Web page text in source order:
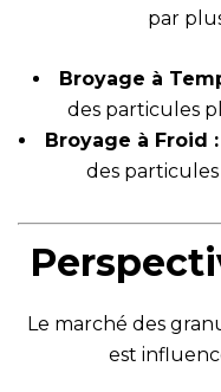
par
Broyage à
des particules
Broyage à Froid :
des
Le marché des
est